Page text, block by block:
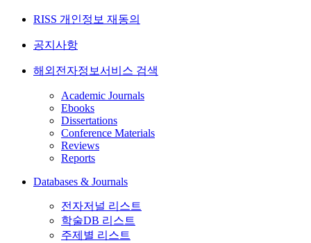
RISS 개인정보 재동의
공지사항
해외전자정보서비스 검색
Academic Journals
Ebooks
Dissertations
Conference Materials
Reviews
Reports
Databases & Journals
전자저널 리스트
학술DB 리스트
주제별 리스트